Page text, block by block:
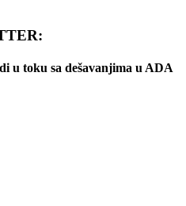
u toku sa dešavanjima u ADA